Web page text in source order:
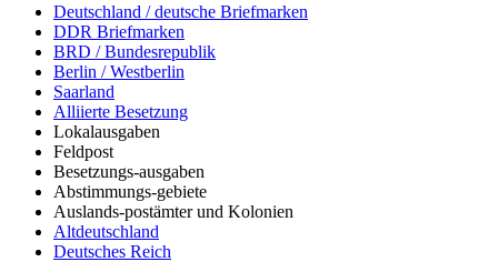
Deutschland / deutsche Briefmarken
DDR Briefmarken
BRD / Bundesrepublik
Berlin / Westberlin
Saarland
Alliierte Besetzung
Lokalausgaben
Feldpost
Besetzungs-ausgaben
Abstimmungs-gebiete
Auslands-postämter und Kolonien
Altdeutschland
Deutsches Reich